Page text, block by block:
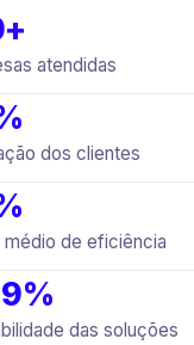
atendidas
dos clientes
médio de eficiência
das soluções